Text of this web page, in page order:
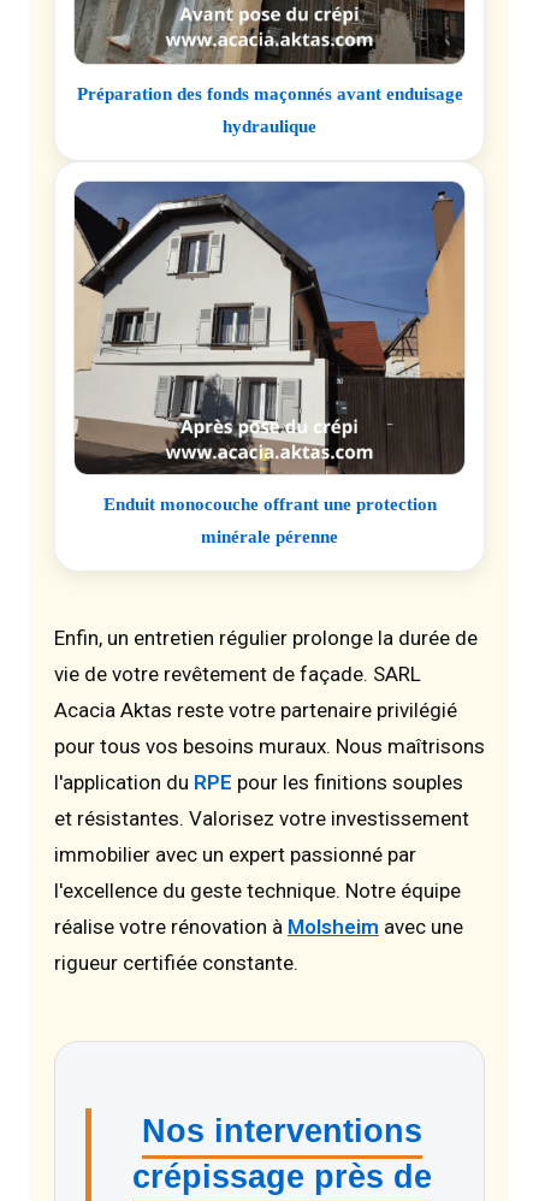
Préparation des fonds maçonnés avant enduisage
hydraulique
Enduit monocouche offrant une protection
minérale pérenne
Enfin, un entretien régulier prolonge la durée de
vie de votre revêtement de façade. SARL
Acacia Aktas reste votre partenaire privilégié
pour tous vos besoins muraux. Nous maîtrisons
l'application du RPE pour les finitions souples
et résistantes. Valorisez votre investissement
immobilier avec un expert passionné par
l'excellence du geste technique. Notre équipe
réalise votre rénovation à Molsheim avec une
rigueur certifiée constante.
Nos interventions
crépissage près de